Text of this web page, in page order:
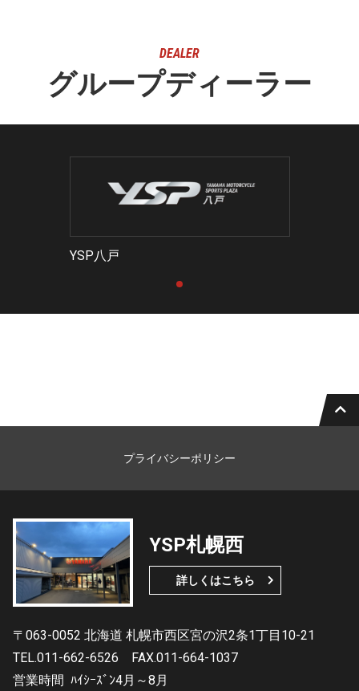
DEALER
グループディーラー
YSP八戸
プライバシーポリシー
YSP札幌西
詳しくはこちら
〒063-0052 北海道 札幌市西区宮の沢2条1丁目10-21
TEL.011-662-6526
FAX.011-664-1037
営業時間 ﾊｲｼｰｽﾞﾝ4月～8月